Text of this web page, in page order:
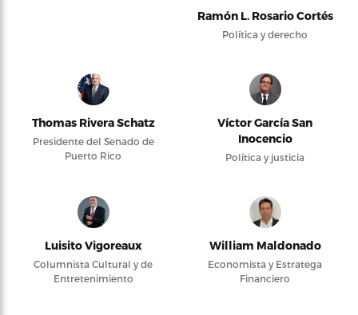
Ramón L. Rosario Cortés
Política y derecho
Thomas Rivera Schatz
Presidente del Senado de
Puerto Rico
Víctor García San
Inocencio
Política y justicia
Luisito Vigoreaux
Columnista Cultural y de
Entretenimiento
William Maldonado
Economista y Estratega
Financiero